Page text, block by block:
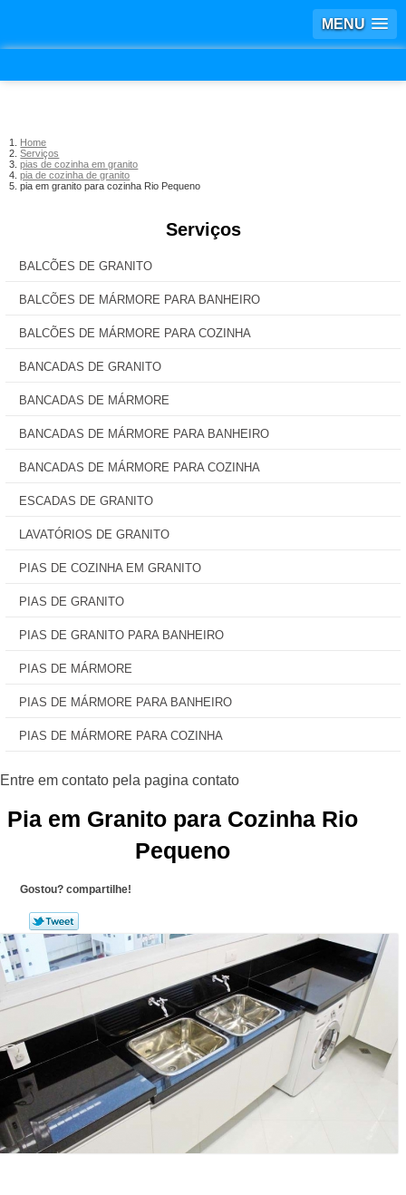
MENU
Home
Serviços
pias de cozinha em granito
pia de cozinha de granito
pia em granito para cozinha Rio Pequeno
Serviços
BALCÕES DE GRANITO
BALCÕES DE MÁRMORE PARA BANHEIRO
BALCÕES DE MÁRMORE PARA COZINHA
BANCADAS DE GRANITO
BANCADAS DE MÁRMORE
BANCADAS DE MÁRMORE PARA BANHEIRO
BANCADAS DE MÁRMORE PARA COZINHA
ESCADAS DE GRANITO
LAVATÓRIOS DE GRANITO
PIAS DE COZINHA EM GRANITO
PIAS DE GRANITO
PIAS DE GRANITO PARA BANHEIRO
PIAS DE MÁRMORE
PIAS DE MÁRMORE PARA BANHEIRO
PIAS DE MÁRMORE PARA COZINHA
Pia em Granito para Cozinha Rio
Pequeno
Gostou? compartilhe!